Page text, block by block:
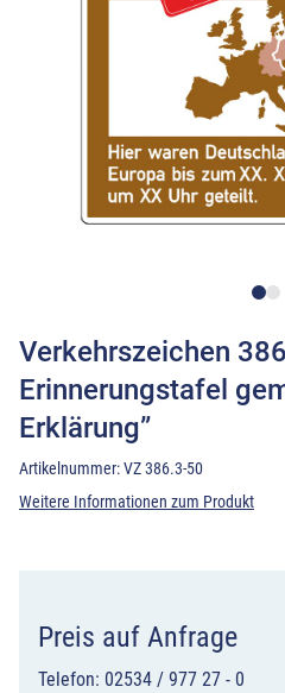
Verkehrszeichen
Erinnerungstafel
Erklärung”
Artikelnummer:VZ 386.3-50
Weitere Informationen zum Produkt
Preis auf Anfrage
Telefon: 02534 / 977 27 - 0